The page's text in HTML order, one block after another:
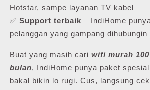
Hotstar, sampe layanan TV kabel
✅ Support terbaik – IndiHome
pelanggan yang gampang dihubungin
Buat yang masih cari wifi murah
bulan, IndiHome punya paket
bakal bikin lo rugi. Cus, langsung